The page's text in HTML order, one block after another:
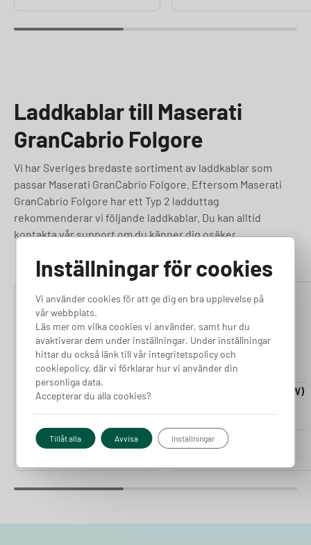
Laddkablar till Maserati
GranCabrio Folgore
Vi har Sveriges bredaste sortiment av laddkablar som
passar Maserati GranCabrio Folgore. Eftersom Maserati
GranCabrio Folgore har ett Typ 2 ladduttag
rekommenderar vi följande laddkablar. Du kan alltid
kontakta vår support om du känner dig osäker.
4.76
Laddkabel 5-20m (11kW)
Finns i lager
Pris från
2 380kr
4.50
Laddkabel 5-20m (22kW)
Pris från
2 980kr
Inställningar för cookies
Vi använder cookies för att ge dig en bra upplevelse på
vår webbplats.
Läs mer om vilka cookies vi använder, samt hur du
avaktiverar dem under inställningar. Under inställningar
hittar du också länk till vår integritetspolicy och
cookiepolicy, där vi förklarar hur vi använder din
personliga data.
Accepterar du alla cookies?
Tillåt alla Avvisa Inställningar